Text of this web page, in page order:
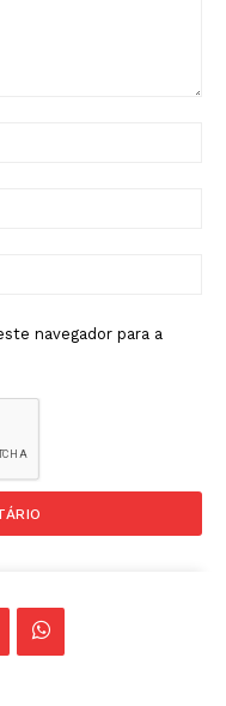
navegador para a